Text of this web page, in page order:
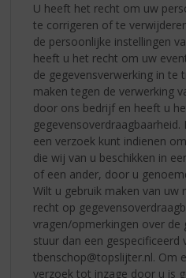
U heeft het recht om uw
te corrigeren of te
de persoonlijke instellingen
heeft u het recht om uw
de gegevensverwerking in te
maken tegen de verwerking
door ons bedrijf en heeft u
een verzoek kunt indienen
die wij van u beschikken in
of een ander, door u
Wilt u gebruik maken van
recht op
vragen/opmerkingen over de
stuur dan een gespecificeerd
tbenschop@topslijter.nl. Om
verzoek tot inzage door u is